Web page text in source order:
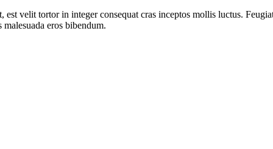
velit tortor in integer consequat cras inceptos mollis luctus.
eros bibendum.